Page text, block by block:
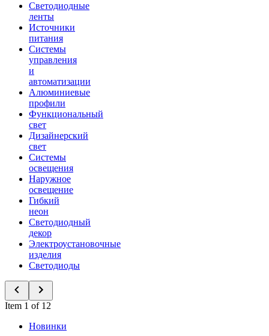
Светодиодные
ленты
Источники
питания
Системы
управления
и
автоматизации
Алюминиевые
профили
Функциональный
свет
Дизайнерский
свет
Системы
освещения
Наружное
освещение
Гибкий
неон
Светодиодный
декор
Электроустановочные
изделия
Светодиоды
Item 1 of 12
Новинки